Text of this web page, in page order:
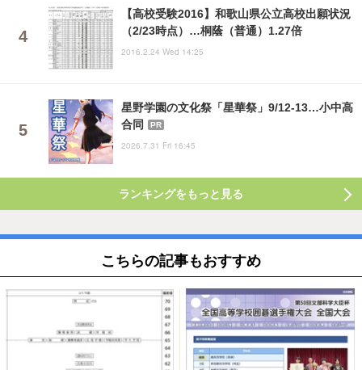
【高校受験2016】和歌山県公立高校出願状況
（2/23時点）…桐蔭（普通）1.27倍
2016.2.24 Wed 14:25
星野学園の文化祭「星華祭」9/12-13…小中高
合同
PR
2026.7.31 Fri 16:45
ランキングをもっと見る
こちらの記事もおすすめ